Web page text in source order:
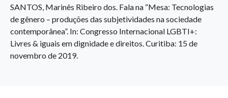
SANTOS, Marinês Ribeiro dos. Fala na “Mesa: Tecnologias
de gênero – produções das subjetividades na sociedade
contemporânea”. In: Congresso Internacional LGBTI+:
Livres & iguais em dignidade e direitos. Curitiba: 15 de
novembro de 2019.